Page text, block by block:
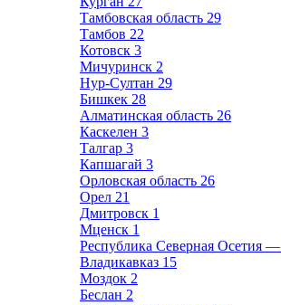
Тамбовская область 29
Тамбов 22
Котовск 3
Мичуринск 2
Нур-Султан 29
Бишкек 28
Алматинская область 26
Каскелен 3
Талгар 3
Капшагай 3
Орловская область 26
Орел 21
Дмитровск 1
Мценск 1
Республика Северная Осетия
Владикавказ 15
Моздок 2
Беслан 2